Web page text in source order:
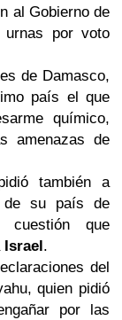
al Gobierno de
urnas por voto
de Damasco,
país el que
químico,
amenazas de
también a
de su país de
cuestión que
Israel.
del
quien pidió
por las